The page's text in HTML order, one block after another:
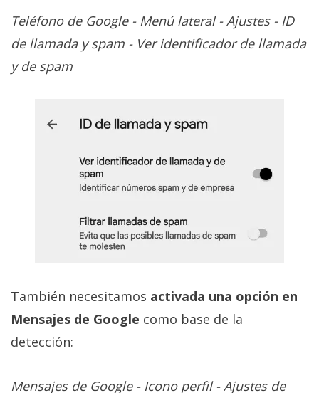
Teléfono de Google - Menú lateral - Ajustes - ID
de llamada y spam - Ver identificador de llamada
y de spam
También necesitamos activada una opción en
Mensajes de Google como base de la
detección:
Mensajes de Google - Icono perfil - Ajustes de